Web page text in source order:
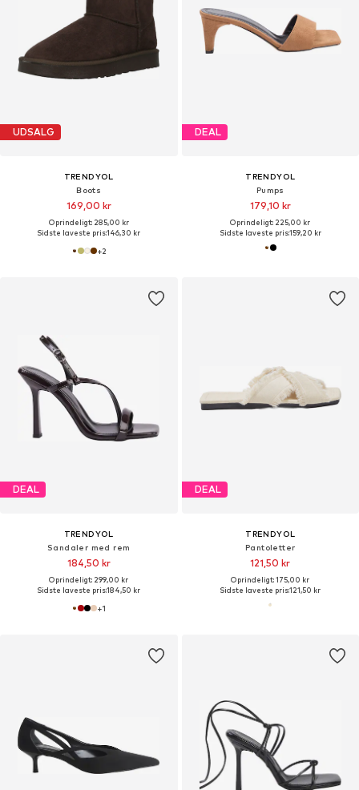
UDSALG
TRENDYOL
Boots
169,00 kr
Oprindeligt: 285,00 kr
Sidste laveste pris:146,30 kr
+2
DEAL
TRENDYOL
Pumps
179,10 kr
Oprindeligt: 225,00 kr
Sidste laveste pris:159,20 kr
DEAL
TRENDYOL
Sandaler med rem
184,50 kr
Oprindeligt: 299,00 kr
Sidste laveste pris:184,50 kr
+1
DEAL
TRENDYOL
Pantoletter
121,50 kr
Oprindeligt: 175,00 kr
Sidste laveste pris:121,50 kr